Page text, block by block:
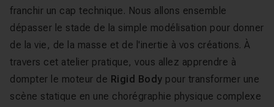
franchir un cap technique. Nous allons ensemble
dépasser le stade de la simple modélisation pour donner
de la vie, de la masse et de l'inertie à vos créations. À
travers cet atelier pratique, vous allez apprendre à
dompter le moteur de Rigid Body pour transformer une
scène statique en une chorégraphie physique complexe